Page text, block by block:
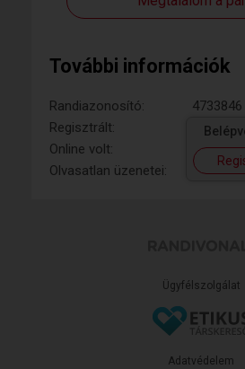
További információk
Randiazonosító:
4733846
Regisztrált:
Online volt:
Olvasatlan üzenetei:
Ügyfélszolgálat
Adatvédelem